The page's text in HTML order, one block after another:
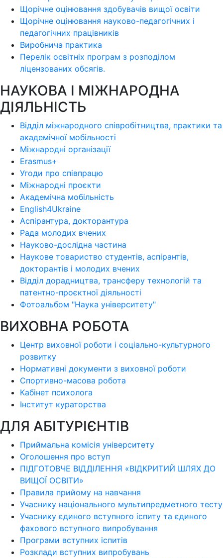
Щорічне оцінювання здобувачів вищої освіти
Щорічне оцінювання науково-педагогічних і
педагогічних працівників
Виробнича практика
Перелік освітніх програм з розподілoм
ліцензoваних oбсягів.
НАУКОВА І МІЖНАРОДНА
ДІЯЛЬНІСТЬ
Відділ міжнародного співробітництва, практики та
академічної мобільності
Міжнародні організації
Erasmus+
Угоди про співпрацю
Міжнародні проєкти
Академічна мобільність
English4Ukraine
Аспірантура, докторантура
Рада молодих вчених
Науково-дослідна частина
Наукове товариство студентів, аспірантів,
докторантів і молодих вчених
Відділ дорадництва, трансферу технологій та
патентно-проєктної діяльності
Фотоальбом "Наука університету"
ВИХОВНА РОБОТА
Центр виховної роботи і соціально-культурного
розвитку
Нормативні документи з виховної роботи
Спортивно-масова робота
Кабінет психолога
Інститут кураторства
ДЛЯ АБІТУРІЄНТІВ
Приймальна комісія університету
Оголошення про вступ
ПІДГОТОВЧЕ ВІДДІЛЕННЯ «ВІДКРИТИЙ ШЛЯХ ДО
ВИЩОЇ ОСВІТИ»
Правила прийому на навчання
Учаснику національного мультипредметного тесту
Учаснику єдиного вступного іспиту та єдиного
фахового вступного випробування
Програми вступних іспитів
Розклади вступних випробувань